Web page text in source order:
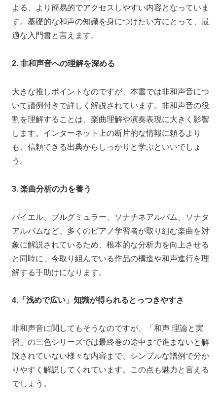
よる、より簡易的でアクセスしやすい内容となっていま
す。基礎的な和声の知識を身につけたい方にとって、最
適な入門書と言えます。
2. 非和声音への理解を深める
大きな推しポイントなのですが、本書では非和声音につ
いて譜例付きで詳しく解説されています。非和声音の役
割を理解することは、楽曲理解や演奏表現に大きく影響
します。インターネット上の断片的な情報に頼るより
も、信頼できる出典からしっかりと学ぶといいでしょ
う。
3. 楽曲分析の力を養う
バイエル、ブルグミュラー、ソナチネアルバム、ソナタ
アルバムなど、多くのピアノ学習者が取り組む楽曲を対
象に解説されているため、根本的な分析力を向上させる
と同時に、今取り組んでいる作品の構造や和声進行を理
解する手助けになります。
4.「浅めで広い」知識が得られるとっつきやすさ
非和声音に関してもそうなのですが、「和声 理論と実
習」の三色シリーズでは最終巻の途中まで進まないと解
説されていない様々な内容まで、シンプルな譜例で分か
りやすく解説してくれています。この点も魅力と言える
でしょう。